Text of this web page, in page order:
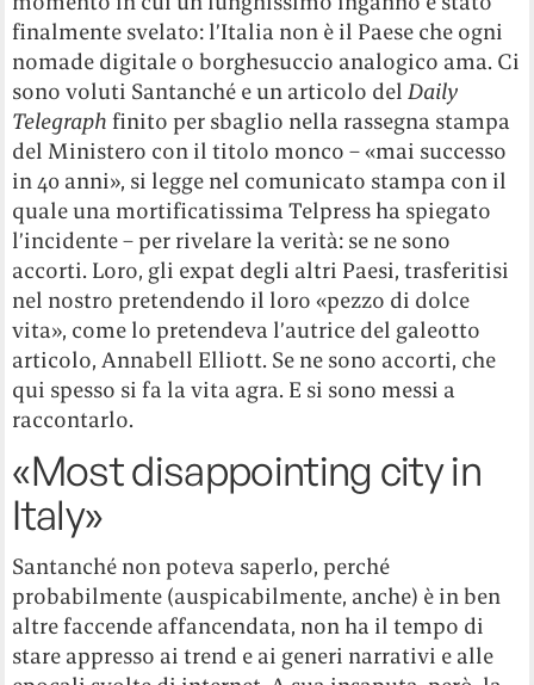
finalmente svelato: l’Italia non è il Paese che ogni
nomade digitale o borghesuccio analogico ama. Ci
sono voluti Santanché e un articolo del Daily
Telegraph finito per sbaglio nella rassegna stampa
del Ministero con il titolo monco – «mai successo
in 40 anni», si legge nel comunicato stampa con il
quale una mortificatissima Telpress ha spiegato
l’incidente – per rivelare la verità: se ne sono
accorti. Loro, gli expat degli altri Paesi, trasferitisi
nel nostro pretendendo il loro «pezzo di dolce
vita», come lo pretendeva l’autrice del galeotto
articolo, Annabell Elliott. Se ne sono accorti, che
qui spesso si fa la vita agra. E si sono messi a
raccontarlo.
«Most disappointing city in
Italy»
Santanché non poteva saperlo, perché
probabilmente (auspicabilmente, anche) è in ben
altre faccende affancendata, non ha il tempo di
stare appresso ai trend e ai generi narrativi e alle